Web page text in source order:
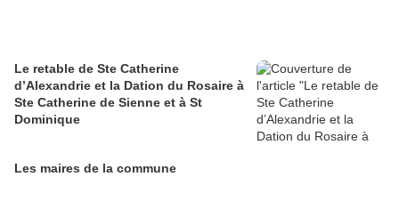
Le retable de Ste Catherine
d’Alexandrie et la Dation du Rosaire à
Ste Catherine de Sienne et à St
Dominique
Les maires de la commune